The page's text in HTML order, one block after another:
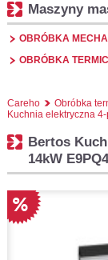
Maszyny
OBRÓBKA
OBRÓBKA
Careho Obróbka
Kuchnia elektryczna
Bertos
14kW